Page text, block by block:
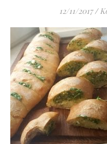
12/11/2017 /